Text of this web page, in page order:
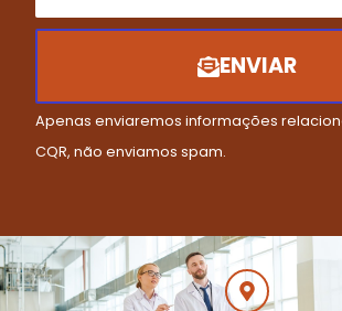
ENVIAR
Apenas enviaremos informações
CQR, não enviamos spam.